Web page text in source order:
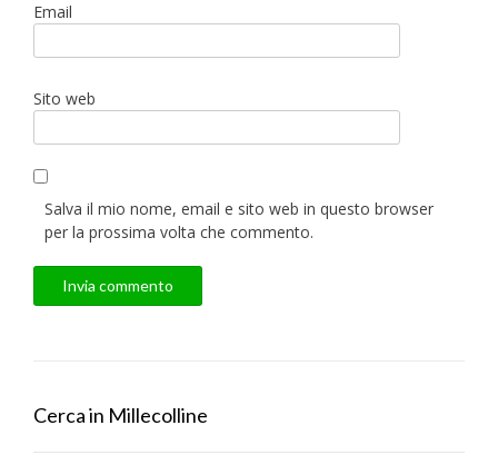
Email
Sito web
Salva il mio nome, email e sito web in questo browser
per la prossima volta che commento.
Cerca in Millecolline